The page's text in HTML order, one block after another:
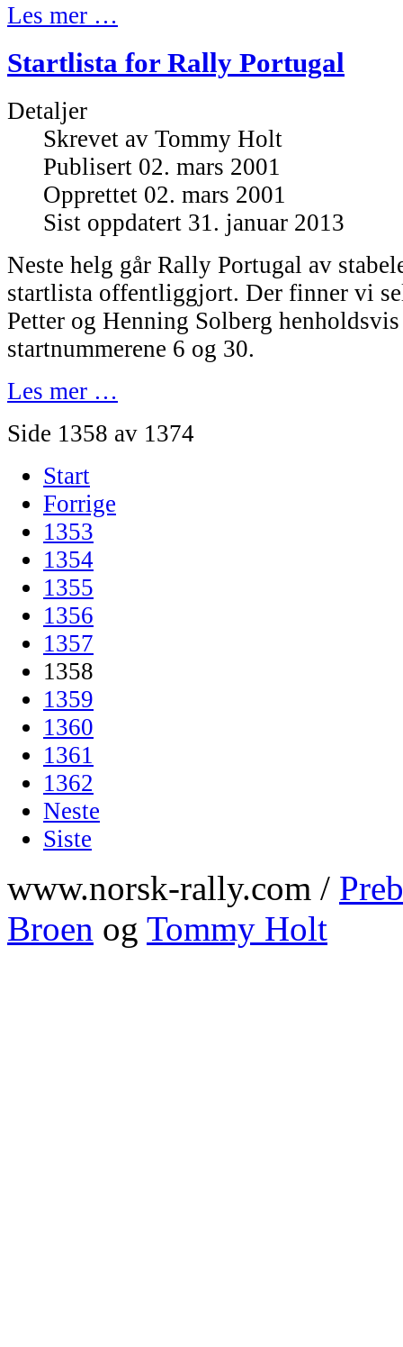
Les mer …
Startlista for Rally Portugal
Detaljer
Skrevet av Tommy Holt
Publisert 02. mars 2001
Opprettet 02. mars 2001
Sist oppdatert 31. januar 2013
Neste helg går Rally Portugal av
startlista offentliggjort. Der finner vi
Petter og Henning Solberg
startnummerene 6 og 30.
Les mer …
Side 1358 av 1374
Start
Forrige
1353
1354
1355
1356
1357
1358
1359
1360
1361
1362
Neste
Siste
www.norsk-rally.com /
Broen og Tommy Holt